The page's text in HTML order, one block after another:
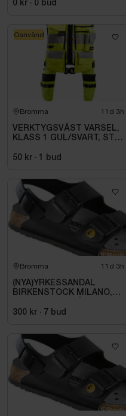
0 kr · 0 bud
Bromma 11d 3h
VERKTYGSVÄST VARSEL,
KLASS 1 GUL/SVART, STL
50 kr · 1 bud
Oanvänd
Bromma 11d 3h
(NYA)YRKESSANDAL
BIRKENSTOCK MILANO,
SVART. STL 42
300 kr · 7 bud